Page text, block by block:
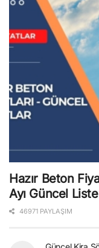
Hazır Beton
Ayı Güncel
46971 PAYLAŞIM